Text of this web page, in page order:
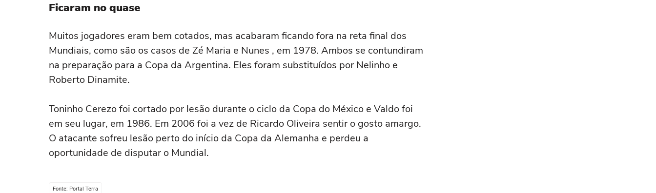
Ficaram no quase
Muitos jogadores eram bem cotados, mas acabaram ficando fora na reta final dos
Mundiais, como são os casos de Zé Maria e Nunes , em 1978. Ambos se contundiram
na preparação para a Copa da Argentina. Eles foram substituídos por Nelinho e
Roberto Dinamite.
Toninho Cerezo foi cortado por lesão durante o ciclo da Copa do México e Valdo foi
em seu lugar, em 1986. Em 2006 foi a vez de Ricardo Oliveira sentir o gosto amargo.
O atacante sofreu lesão perto do início da Copa da Alemanha e perdeu a
oportunidade de disputar o Mundial.
Fonte: Portal Terra